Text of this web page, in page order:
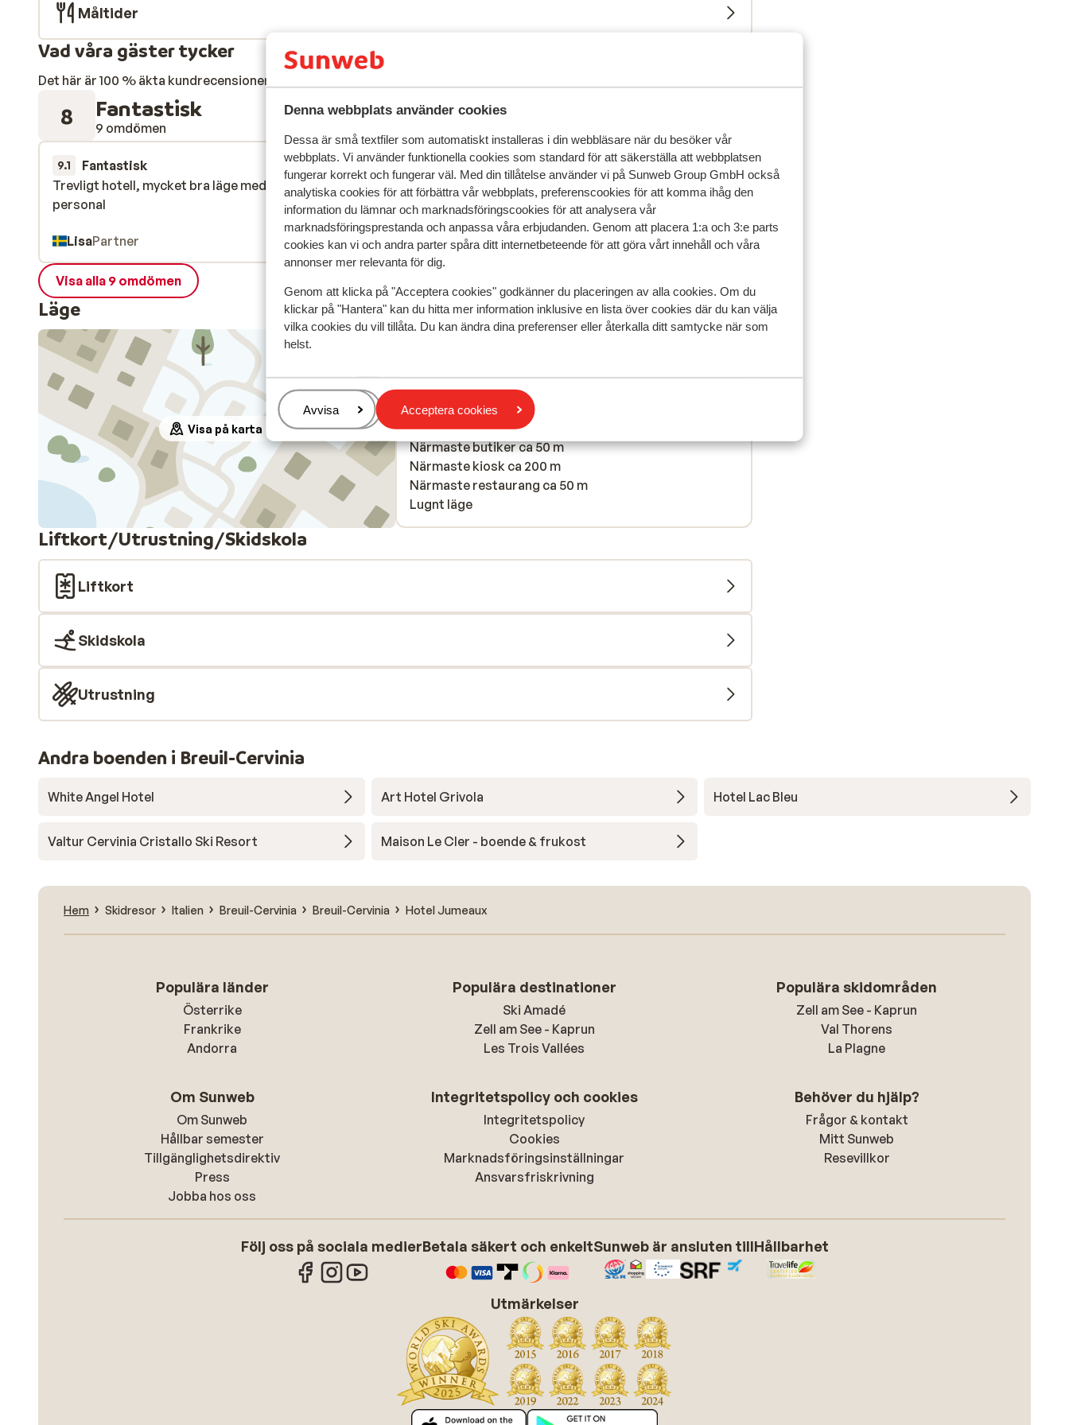
Denna webbplats använder cookies
Dessa är små textfiler som automatiskt installeras i din webbläsare när du besöker vår
webbplats. Vi använder funktionella cookies som standard för att säkerställa att webbplatsen
fungerar korrekt och fungerar väl. Med din tillåtelse använder vi på Sunweb Group GmbH också
analytiska cookies för att förbättra vår webbplats, preferenscookies för att komma ihåg den
information du lämnar och marknadsföringscookies för att analysera vår
marknadsföringsprestanda och anpassa våra erbjudanden. Genom att placera 1:a och 3:e parts
cookies kan vi och andra parter spåra ditt internetbeteende för att göra vårt innehåll och våra
annonser mer relevanta för dig.
Genom att klicka på "Acceptera cookies" godkänner du placeringen av alla cookies. Om du
klickar på "Hantera" kan du hitta mer information inklusive en lista över cookies där du kan välja
vilka cookies du vill tillåta. Du kan ändra dina preferenser eller återkalla ditt samtycke när som
helst.
Hantera
Avvisa Acceptera cookies
Måltider
Vad våra gäster tycker
Det här är 100 % äkta kundrecensioner som verkligen speglar deras upplevelser av vår produkt.
8 Fantastisk
9 omdömen Mest bokad av vänner
9.1 Fantastisk
28 feb. 2026
Trevligt hotell, mycket bra läge med gästvänlig
personal
Trevligt hotell, mycket bra läge med gästvänlig
personal
LisaPartner
7.4 Bra
17 jan. 2026
Ideaal gelegen in het centrum kort bij de liften
makkelijke parkeerplaats
Ideaal gelegen in het centrum kort bij de liften
makkelijke parkeerplaats
Översätt till svenska
AnonymPartner
Visa alla 9 omdömen
Läge
Visa på karta
Avstånd till pist ca 100 m
Avstånd till skidbuss ca 300 m
Avstånd till skidlift ca 100 m
Närmaste butiker ca 50 m
Närmaste kiosk ca 200 m
Närmaste restaurang ca 50 m
Lugnt läge
Liftkort/Utrustning/Skidskola
Liftkort
Skidskola
Utrustning
Andra boenden i Breuil-Cervinia
White Angel Hotel Art Hotel Grivola Hotel Lac Bleu
Valtur Cervinia Cristallo Ski Resort Maison Le Cler - boende & frukost
Hem Skidresor Italien Breuil-Cervinia Breuil-Cervinia Hotel Jumeaux
Populära länder
Österrike
Frankrike
Andorra
Populära destinationer
Ski Amadé
Zell am See - Kaprun
Les Trois Vallées
Populära skidområden
Zell am See - Kaprun
Val Thorens
La Plagne
Om Sunweb
Om Sunweb
Hållbar semester
Tillgänglighetsdirektiv
Press
Jobba hos oss
Integritetspolicy och cookies
Integritetspolicy
Cookies
Marknadsföringsinställningar
Ansvarsfriskrivning
Behöver du hjälp?
Frågor & kontakt
Mitt Sunweb
Resevillkor
Följ oss på sociala medierBetala säkert och enkeltSunweb är ansluten tillHållbarhet
Utmärkelser